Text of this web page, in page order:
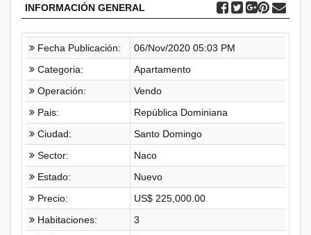
INFORMACIÓN GENERAL
Fecha Publicación:
06/Nov/2020 05:03 PM
Categoria:
Apartamento
Operación:
Vendo
Pais:
República Dominiana
Ciudad:
Santo Domingo
Sector:
Naco
Estado:
Nuevo
Precio:
US$ 225,000.00
Habitaciones:
3